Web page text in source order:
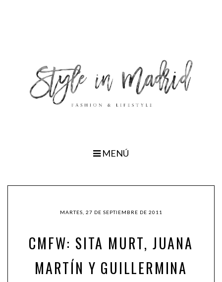
MENÚ
MARTES, 27 DE SEPTIEMBRE DE 2011
CMFW: SITA MURT, JUANA
MARTÍN Y GUILLERMINA